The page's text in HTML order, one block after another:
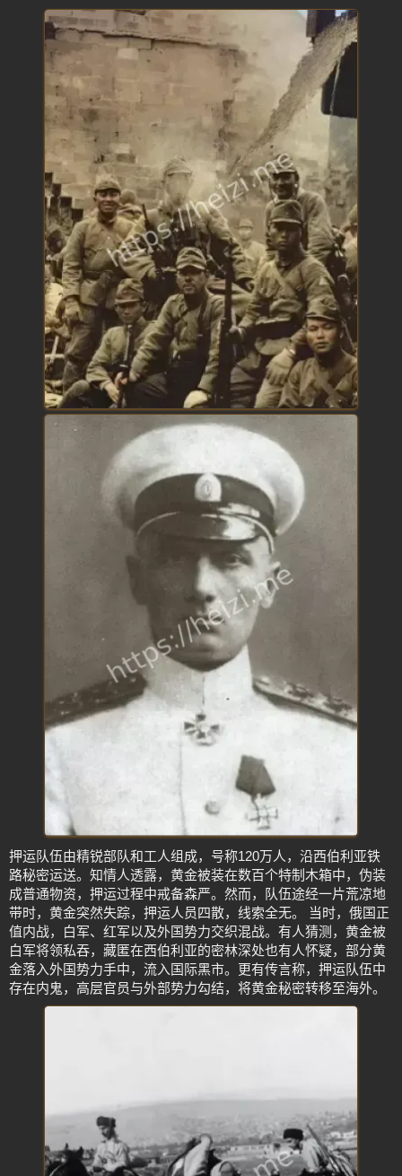
押运队伍由精锐部队和工人组成，号称120万人，沿西伯利亚铁
路秘密运送。知情人透露，黄金被装在数百个特制木箱中，伪装
成普通物资，押运过程中戒备森严。然而，队伍途经一片荒凉地
带时，黄金突然失踪，押运人员四散，线索全无。 当时，俄国正
值内战，白军、红军以及外国势力交织混战。有人猜测，黄金被
白军将领私吞，藏匿在西伯利亚的密林深处也有人怀疑，部分黄
金落入外国势力手中，流入国际黑市。更有传言称，押运队伍中
存在内鬼，高层官员与外部势力勾结，将黄金秘密转移至海外。